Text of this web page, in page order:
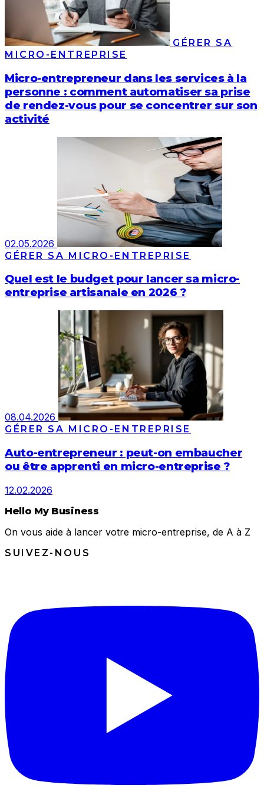
GÉRER SA
MICRO-ENTREPRISE
Micro-entrepreneur dans les services à la
personne : comment automatiser sa prise
de rendez-vous pour se concentrer sur son
activité
02.05.2026
GÉRER SA MICRO-ENTREPRISE
Quel est le budget pour lancer sa micro-
entreprise artisanale en 2026 ?
08.04.2026
GÉRER SA MICRO-ENTREPRISE
Auto-entrepreneur : peut-on embaucher
ou être apprenti en micro-entreprise ?
12.02.2026
Hello My Business
On vous aide à lancer votre micro-entreprise, de A à Z
SUIVEZ-NOUS